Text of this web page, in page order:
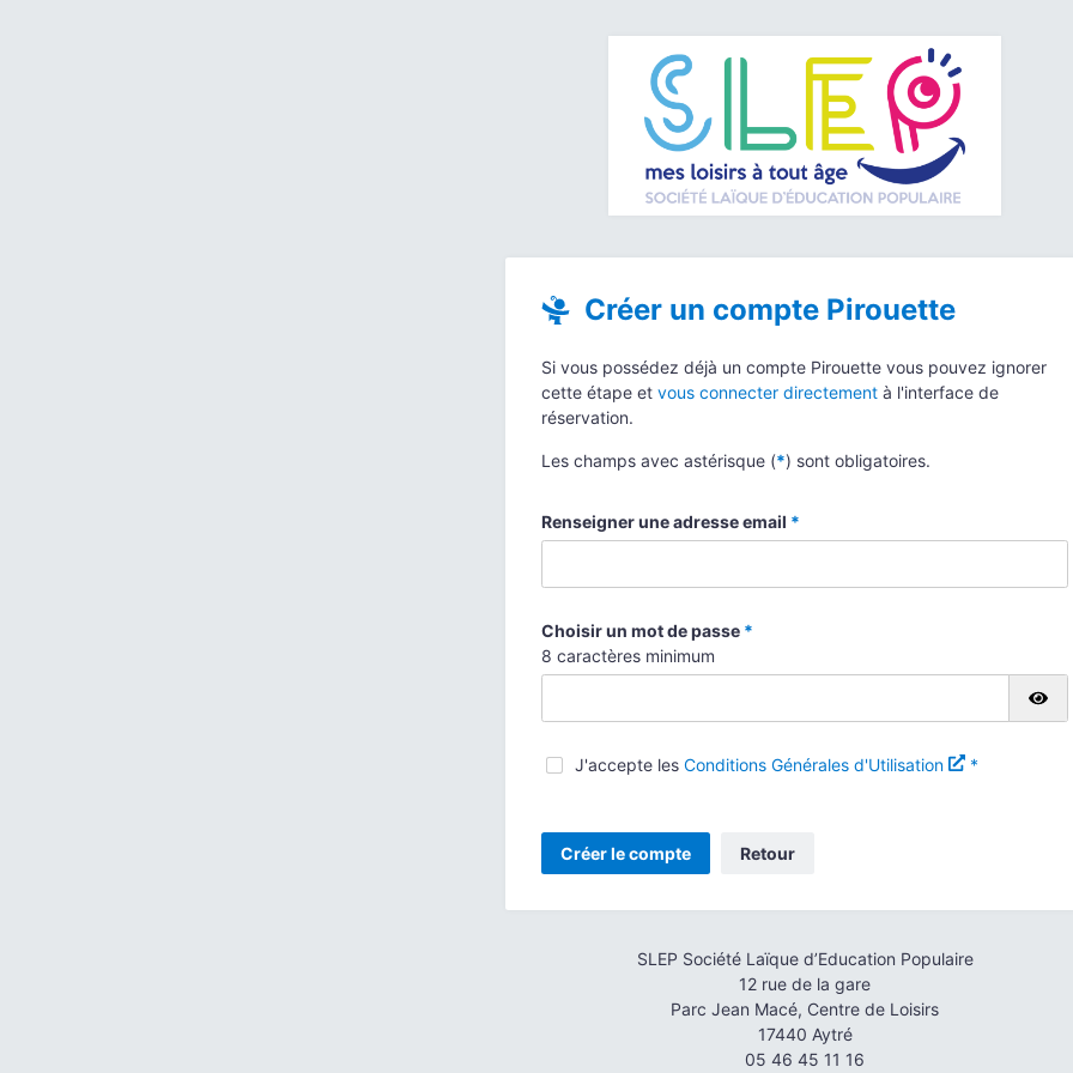
Créer un compte Pirouette
Si vous possédez déjà un compte Pirouette vous pouvez ignorer
cette étape et vous connecter directement à l'interface de
réservation.
Les champs avec astérisque (*) sont obligatoires.
Renseigner une adresse email *
Choisir un mot de passe *
8 caractères minimum
J'accepte les Conditions Générales d'Utilisation *
Créer le compte Retour
SLEP Société Laïque d’Education Populaire
12 rue de la gare
Parc Jean Macé, Centre de Loisirs
17440 Aytré
05 46 45 11 16